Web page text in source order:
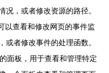
，或者修改资源的路径。
以查看和修改网页的事件监
者修改事件的处理函数。
面板，用于查看和管理特定